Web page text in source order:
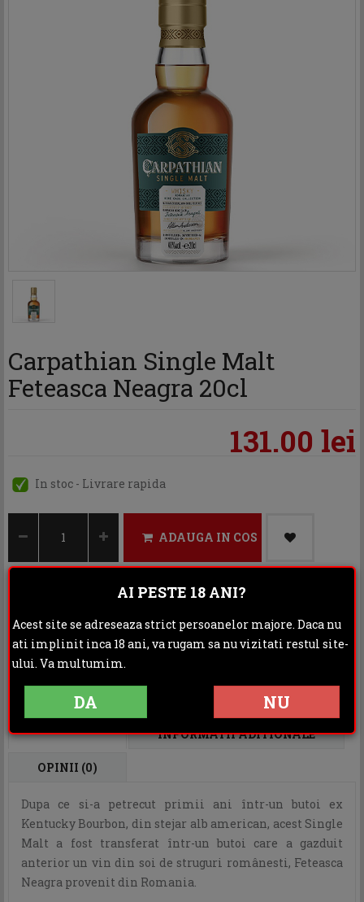
Carpathian Single Malt
Feteasca Neagra 20cl
131.00 lei
In stoc - Livrare rapida
ADAUGA IN COS
Categoria: Whisky
Distribuie:
Rating:
DESCRIERE INFORMATII ADITIONALE
OPINII (0)
Dupa ce si-a petrecut primii ani într-un butoi ex
Kentucky Bourbon, din stejar alb american, acest Single
Malt a fost transferat într-un butoi care a gazduit
anterior un vin din soi de struguri românesti, Feteasca
Neagra provenit din Romania.
AI PESTE 18 ANI?
Acest site se adreseaza strict persoanelor majore. Daca nu
ati implinit inca 18 ani, va rugam sa nu vizitati restul site-
ului. Va multumim.
DA NU